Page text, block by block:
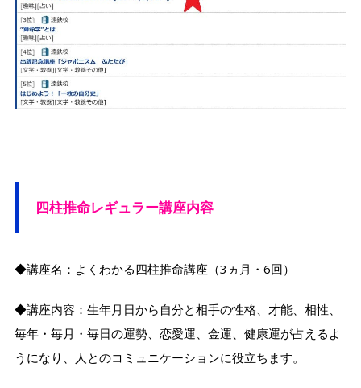
四柱推命レギュラー講座内容
◆講座名：よくわかる四柱推命講座（3ヵ月・6回）
◆講座内容：生年月日から自分と相手の性格、才能、相性、
毎年・毎月・毎日の運勢、恋愛運、金運、健康運が占えるよ
うになり、人とのコミュニケーションに役立ちます。